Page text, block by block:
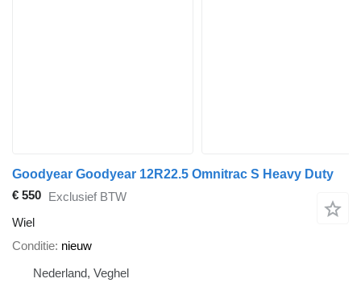
Goodyear Goodyear 12R22.5 Omnitrac S Heavy Duty
€ 550 Exclusief BTW
Wiel
Conditie nieuw
Nederland, Veghel